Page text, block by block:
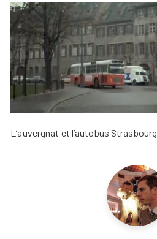
L’auvergnat et l’autobus Strasbourg